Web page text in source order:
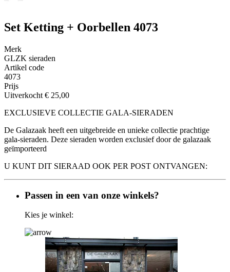
Set Ketting + Oorbellen 4073
Merk
GLZK sieraden
Artikel code
4073
Prijs
Uitverkocht € 25,00
EXCLUSIEVE COLLECTIE GALA-SIERADEN
De Galazaak heeft een uitgebreide en unieke collectie prachtige
gala-sieraden. Deze sieraden worden exclusief door de galazaak
geïmporteerd
U KUNT DIT SIERAAD OOK PER POST ONTVANGEN:
Passen in een van onze winkels?
Kies je winkel: